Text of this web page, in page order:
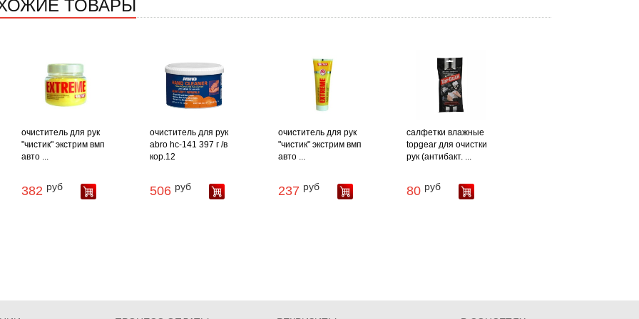
очиститель для рук
"чистик" экстрим вмп
авто ...
382 руб
очиститель для рук
abro hc-141 397 г /в
кор.12
506 руб
очиститель для рук
"чистик" экстрим вмп
авто ...
237 руб
салфетки влажные
topgear для очистки
рук (антибакт. ...
80 руб